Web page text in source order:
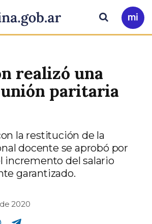
principal
Ir
a
Buscar
realizó una
paritaria
la restitución de la
docente se aprobó por
incremento del salario
garantizado.
2020